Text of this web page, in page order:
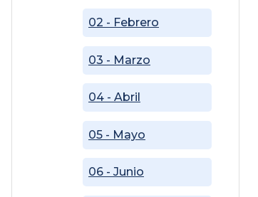
02 - Febrero
03 - Marzo
04 - Abril
05 - Mayo
06 - Junio